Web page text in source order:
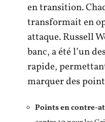
en transition.
transformait en
attaque. Russell
banc, a été l’un
rapide,
marquer des
Points en contre-